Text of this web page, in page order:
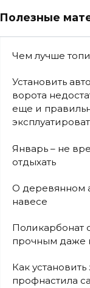
Полезные
Чем лучше
Установить
ворота
еще и
Январь – не
отдыхать
О деревянном
навесе
Поликарбонат
прочным даже
Как
профнастила